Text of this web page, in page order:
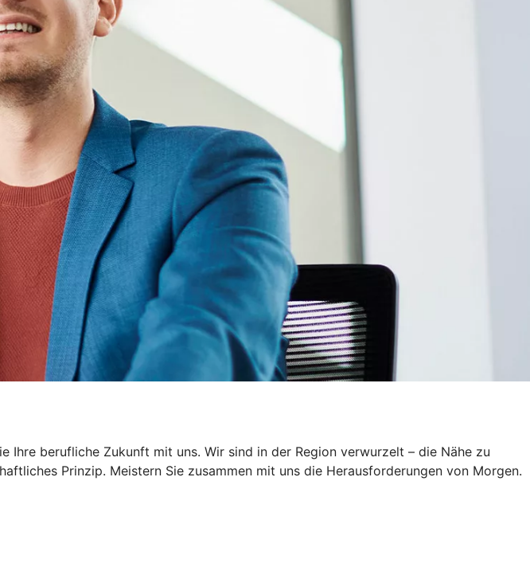
berufliche Zukunft mit uns. Wir sind in der Region verwurzelt – die Nähe zu
Prinzip. Meistern Sie zusammen mit uns die Herausforderungen von Morgen.